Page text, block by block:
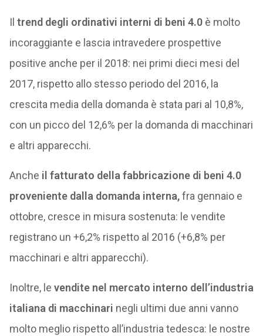
Il trend degli ordinativi interni di beni 4.0è molto
incoraggiante e lascia intravedere prospettive
positive anche per il 2018: nei primi dieci mesi del
2017, rispetto allo stesso periodo del 2016, la
crescita media della domanda è stata pari al 10,8%,
con un picco del 12,6% per la domanda di macchinari
e altri apparecchi.
Anche il fatturato della fabbricazione di beni 4.0
proveniente dalla domanda interna,fra gennaio e
ottobre, cresce in misura sostenuta: le vendite
registrano un +6,2% rispetto al 2016 (+6,8% per
macchinari e altri apparecchi).
Inoltre, le vendite nel mercato interno dell’industria
italiana di macchinari negli ultimi due anni vanno
molto meglio rispetto all’industria tedesca: le nostre